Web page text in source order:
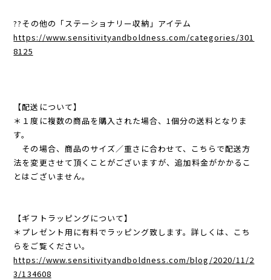
??その他の「ステーショナリー収納」アイテム
https://www.sensitivityandboldness.com/categories/301
8125
【配送について】
＊１度に複数の商品を購入された場合、1個分の送料となりま
す。
その場合、商品のサイズ／重さに合わせて、こちらで配送方
法を変更させて頂くことがございますが、追加料金がかかるこ
とはございません。
【ギフトラッピングについて】
＊プレゼント用に有料でラッピング致します。詳しくは、こち
らをご覧ください。
https://www.sensitivityandboldness.com/blog/2020/11/2
3/134608